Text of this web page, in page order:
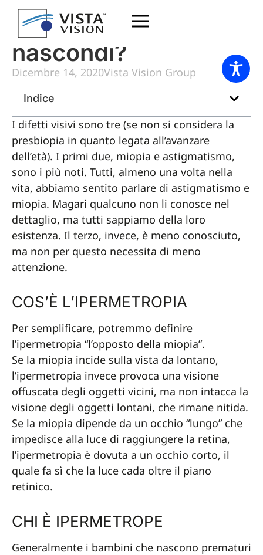
Ipermetropia, dove ti
nascondi?
Dicembre 14, 2020Vista Vision Group
Indice
I difetti visivi sono tre (se non si considera la
presbiopia in quanto legata all’avanzare
dell’età). I primi due, miopia e astigmatismo,
sono i più noti. Tutti, almeno una volta nella
vita, abbiamo sentito parlare di astigmatismo e
miopia. Magari qualcuno non li conosce nel
dettaglio, ma tutti sappiamo della loro
esistenza. Il terzo, invece, è meno conosciuto,
ma non per questo necessita di meno
attenzione.
COS’È L’IPERMETROPIA
Per semplificare, potremmo definire
l’ipermetropia “l’opposto della miopia”.
Se la miopia incide sulla vista da lontano,
l’ipermetropia invece provoca una visione
offuscata degli oggetti vicini, ma non intacca la
visione degli oggetti lontani, che rimane nitida.
Se la miopia dipende da un occhio “lungo” che
impedisce alla luce di raggiungere la retina,
l’ipermetropia è dovuta a un occhio corto, il
quale fa sì che la luce cada oltre il piano
retinico.
CHI È IPERMETROPE
Generalmente i bambini che nascono prematuri